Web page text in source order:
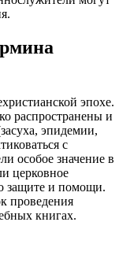
эпохе.
распространены и
эпидемии,
с
особое значение в
церковное
защите и помощи.
проведения
книгах.